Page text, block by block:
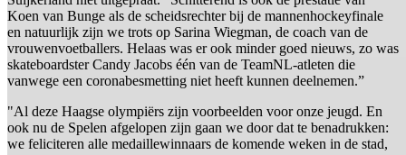
Koen van Bunge als de scheidsrechter bij de mannenhockeyfinale
en natuurlijk zijn we trots op Sarina Wiegman, de coach van de
vrouwenvoetballers. Helaas was er ook minder goed nieuws, zo was
skateboardster Candy Jacobs één van de TeamNL-atleten die
vanwege een coronabesmetting niet heeft kunnen deelnemen.”
"Al deze Haagse olympiërs zijn voorbeelden voor onze jeugd. En
ook nu de Spelen afgelopen zijn gaan we door dat te benadrukken:
we feliciteren alle medaillewinnaars de komende weken in de stad,